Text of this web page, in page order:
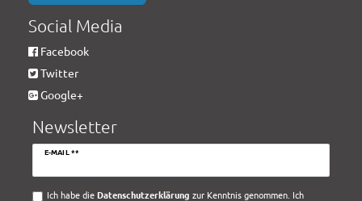
Social Media
Facebook
Twitter
Google+
Newsletter
E-MAIL **
Newsletter
Ich habe die Daten­schutz­erklärung zur Kenntnis genommen. Ich